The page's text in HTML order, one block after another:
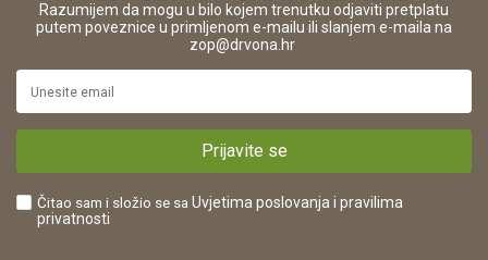
16280
https://www.drvona.hr/
POREZNI BROJ:
Reklamacije
Plaćanje karticama
Što dobivam registracijom?
Razumijem da mogu u bilo kojem trenutku odjaviti pretplatu
putem poveznice u primljenom e-mailu ili slanjem e-maila na
zop@drvona.hr
Prijavite se
Čitao sam i složio se sa Uvjetima poslovanja i pravilima
privatnosti